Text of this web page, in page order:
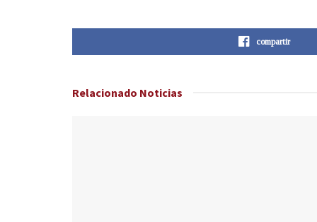
compartir
Relacionado Noticias